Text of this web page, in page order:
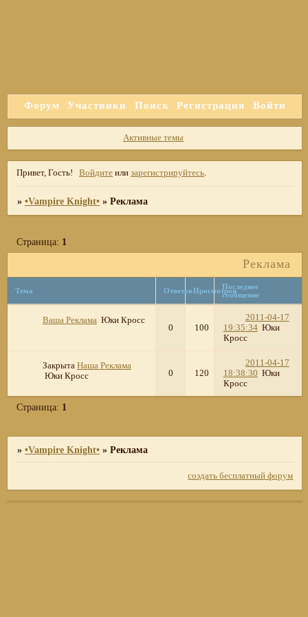
Форум Участники Поиск Регистрация Войти
Активные темы
Привет, Гость! Войдите илизарегистрируйтесь
»•Vampire Knight• »Реклама
Реклама
Страница: 1
Тема ОтветовПросмотровПоследнее
сообщение
Ваша Реклама Юки Кросс
0 100
2011-04-17
19:35:34 Юки
Кросс
Закрыта Наша Реклама
Юки Кросс
0 120
2011-04-17
18:38:30 Юки
Кросс
Страница: 1
»•Vampire Knight• »Реклама
создать бесплатный форум